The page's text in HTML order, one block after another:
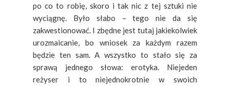
po co to robię, skoro i tak nic z tej sztuki nie
wyciągnę. Było słabo – tego nie da się
zakwestionować. I zbędne jest tutaj jakiekolwiek
urozmaicanie, bo wniosek za każdym razem
będzie ten sam. A wszystko to stało się za
sprawą jednego słowa: erotyka. Niejeden
reżyser i to niejednokrotnie w swoich